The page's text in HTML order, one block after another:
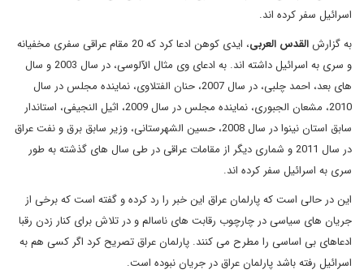
اسرائیل سفر کرده اند.
به گزارشالقدس العربی
، ایدی کوهن ادعا کرد که 20 مقام عراقی سفری مخفیانه
و سری به اسرائیل داشته اند. به ادعای وی مثال الآلوسی، در سال 2003 و سال
های بعد، احمد چلبی، در سال 2007، حنان الفتلاوی، نماینده مجلس در سال
2010، مشعان الجبوری، نماینده مجلس در سال 2009، اثیل النجیفی، استاندار
سابق استان نینوا در سال 2008، حسین الشهرستانی، وزیر سابق برق و نفت عراق
در سال 2011 و شماری دیگر از مقامات عراقی در طی سال های گذشته به طور
سری به اسرائیل سفر کرده اند.
این در حالی است که پارلمان عراق این خبر را رد کرده و گفته است که برخی از
جریان های سیاسی در چارچوب رقابت های ناسالم و در تلاش برای کنار زدن رقبا
ادعاهای بی اساسی را مطرح می کنند. پارلمان عراق تصریح کرد اگر کسی هم به
اسرائیل رفته باشد پارلمان عراق در جریان نبوده است.